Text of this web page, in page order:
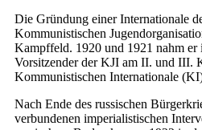
Die Gründung einer Internationale
Kommunistischen
Kampffeld. 1920 und 1921 nahm er
Vorsitzender der KJI am II. und III.
Kommunistischen Internationale
Nach Ende des russischen
verbundenen imperialistischen